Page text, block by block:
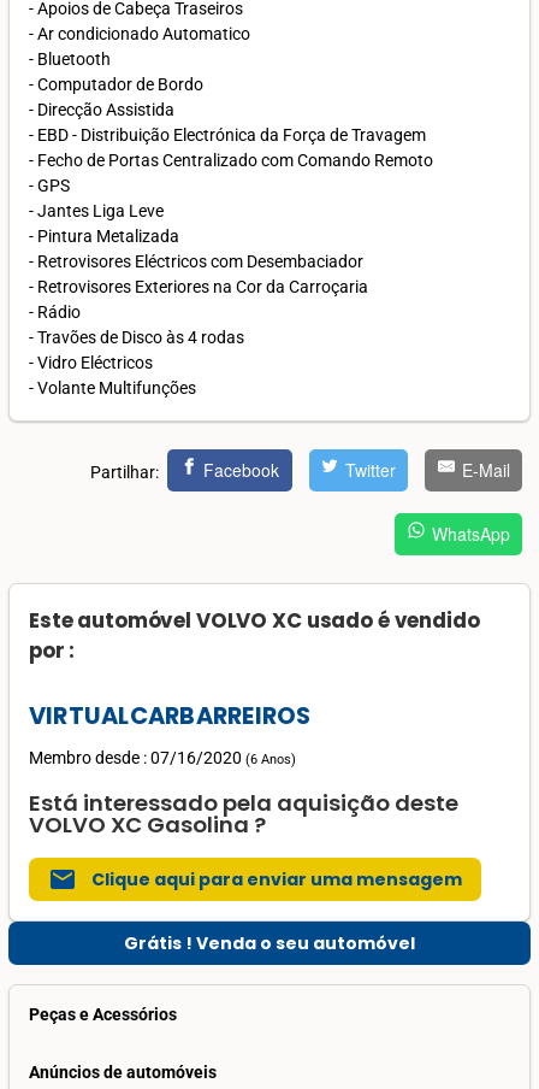
- Apoios de Cabeça Traseiros
- Ar condicionado Automatico
- Bluetooth
- Computador de Bordo
- Direcção Assistida
- EBD - Distribuição Electrónica da Força de Travagem
- Fecho de Portas Centralizado com Comando Remoto
- GPS
- Jantes Liga Leve
- Pintura Metalizada
- Retrovisores Eléctricos com Desembaciador
- Retrovisores Exteriores na Cor da Carroçaria
- Rádio
- Travões de Disco às 4 rodas
- Vidro Eléctricos
- Volante Multifunções
Partilhar: Facebook Twitter E-Mail
WhatsApp
Este automóvel VOLVO XC usado é vendido
por :
VIRTUALCARBARREIROS
Membro desde : 07/16/2020 (6 Anos)
Está interessado pela aquisição deste
VOLVO XC Gasolina ?
mail Clique aqui para enviar uma mensagem
Grátis ! Venda o seu automóvel
Peças e Acessórios
Anúncios de automóveis